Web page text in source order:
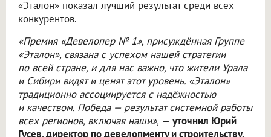
«Эталон» показал лучший результат среди всех
конкурентов.
«Премия «Девелопер № 1», присуждённая Группе
«Эталон», связана с успехом нашей стратегии
по всей стране, и для нас важно, что жители Урала
и Сибири видят и ценят этот уровень. «Эталон»
традиционно ассоциируется с надёжностью
и качеством. Победа — результат системной работы
всех регионов, включая наши», — уточнил Юрий
Гусев, директор по девелопменту и строительству,